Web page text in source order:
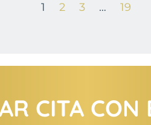
1 2 3 … 19
CITA